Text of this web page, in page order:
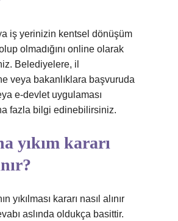
iş yerinizin kentsel dönüşüm
olmadığını online olarak
Belediyelere, il
veya bakanlıklara başvuruda
e-devlet uygulaması
fazla bilgi edinebilirsiniz.
yıkım kararı
yıkılması kararı nasıl alınır
aslında oldukça basittir.